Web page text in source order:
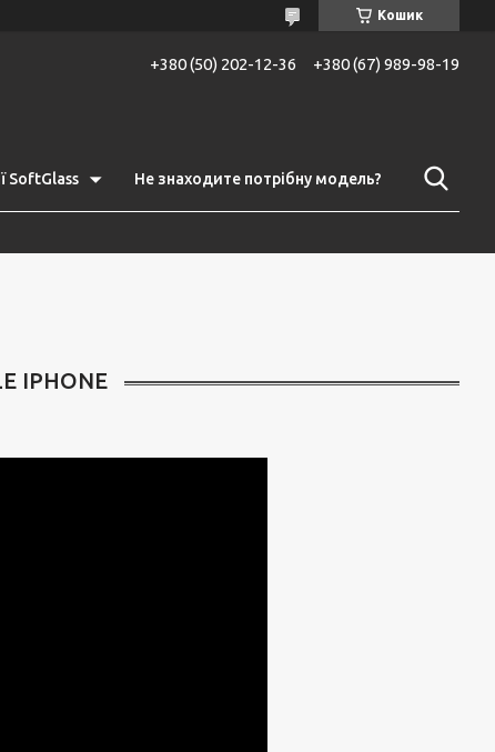
Кошик
+380 (50) 202-12-36 +380 (67) 989-98-19
SoftGlass Не знаходите потрібну модель?
IPHONE